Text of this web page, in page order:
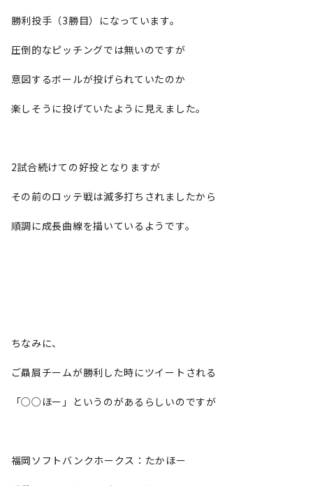
勝利投手（3勝目）になっています。
圧倒的なピッチングでは無いのですが
意図するボールが投げられていたのか
楽しそうに投げていたように見えました。
2試合続けての好投となりますが
その前のロッテ戦は滅多打ちされましたから
順調に成長曲線を描いているようです。
ちなみに、
ご贔屓チームが勝利した時にツイートされる
「○○ほー」というのがあるらしいのですが
福岡ソフトバンクホークス：たかほー